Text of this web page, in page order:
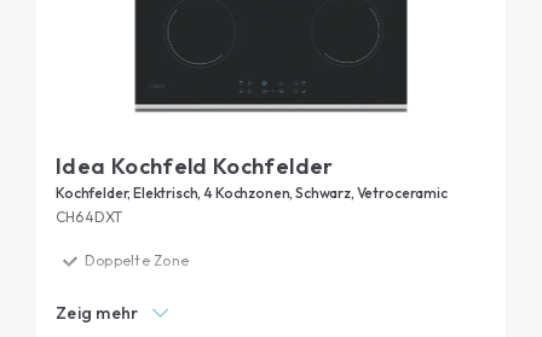
Idea Kochfeld Kochfelder
Kochfelder, Elektrisch, 4 Kochzonen, Schwarz, Vetroceramic
CH64DXT
Doppelte Zone
Zentrale Benutzeroberfläche
Zeig mehr